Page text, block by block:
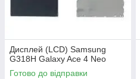
Дисплей (LCD) Samsung
G318H Galaxy Ace 4 Neo
Готово до відправки